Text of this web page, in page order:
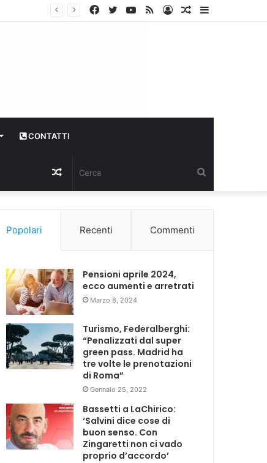
Articolo
Log
RSS
YouTube
Twitter
Facebook
CONTATTI
Articolo
casuale
Popolari Recenti Commenti
Pensioni aprile 2024,
ecco aumenti e arretrati
Marzo 8, 2024
Turismo, Federalberghi:
“Penalizzati dal super
green pass. Madrid ha
tre volte le prenotazioni
di Roma”
Gennaio 25, 2022
Bassetti a LaChirico:
‘Salvini dice cose di
buon senso. Con
Zingaretti non ci vado
proprio d’accordo’